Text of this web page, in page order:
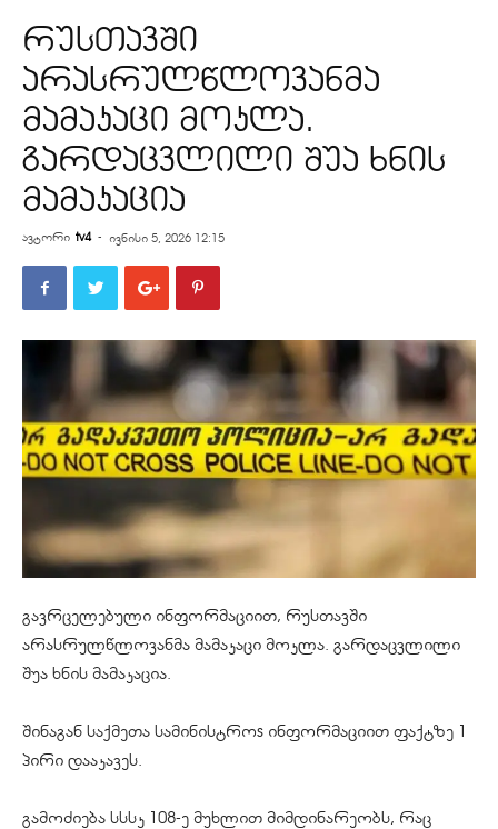
რუსთავში
არასრულწლოვანმა
მამაკაცი მოკლა.
გარდაცვლილი შუა ხნის
მამაკაცია
ავტორი tv4 - ივნისი 5, 2026 12:15
გავრცელებული ინფორმაციით, რუსთავში
არასრულწლოვანმა მამაკაცი მოკლა. გარდაცვლილი
შუა ხნის მამაკაცია.
შინაგან საქმეთა სამინისტროs ინფორმაციით ფაქტზე 1
პირი დააკავეს.
გამოძიება სსსკ 108-ე მუხლით მიმდინარეობს, რაც